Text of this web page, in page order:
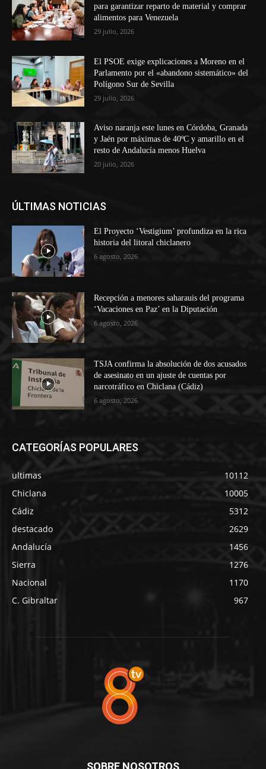
para garantizar reparto de material y comprar
alimentos para Venezuela
29 julio, 2026
El PSOE exige explicaciones a Moreno en el
Parlamento por el «abandono sistemático» del
Polígono Sur de Sevilla
29 julio, 2026
Aviso naranja este lunes en Córdoba, Granada
y Jaén por máximas de 40ºC y amarillo en el
resto de Andalucía menos Huelva
20 julio, 2026
ÚLTIMAS NOTICIAS
El Proyecto ‘Vestigium’ profundiza en la rica
historia del litoral chiclanero
6 agosto, 2026
Recepción a menores saharauis del programa
‘Vacaciones en Paz’ en la Diputación
6 agosto, 2026
TSJA confirma la absolución de dos acusados
de asesinato en un ajuste de cuentas por
narcotráfico en Chiclana (Cádiz)
6 agosto, 2026
CATEGORÍAS POPULARES
ultimas
10112
Chiclana
10005
Cádiz
5312
destacado
2629
Andalucía
1456
Sierra
1276
Nacional
1170
C. Gibraltar
967
SOBRE NOSOTROS